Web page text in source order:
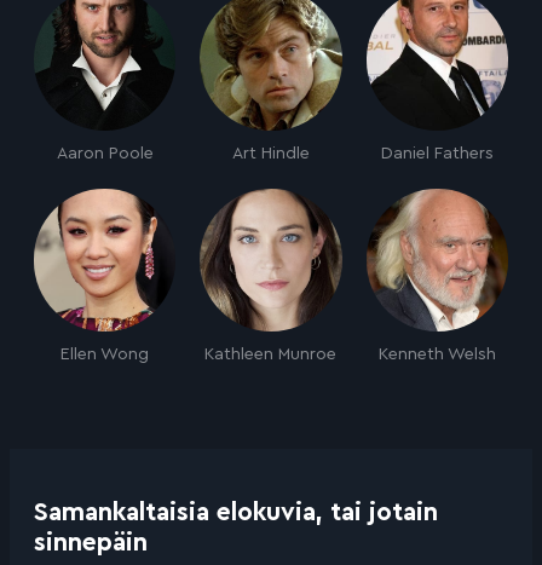
Aaron Poole Art Hindle Daniel Fathers
Ellen Wong Kathleen Munroe Kenneth Welsh
Samankaltaisia elokuvia, tai jotain
sinnepäin